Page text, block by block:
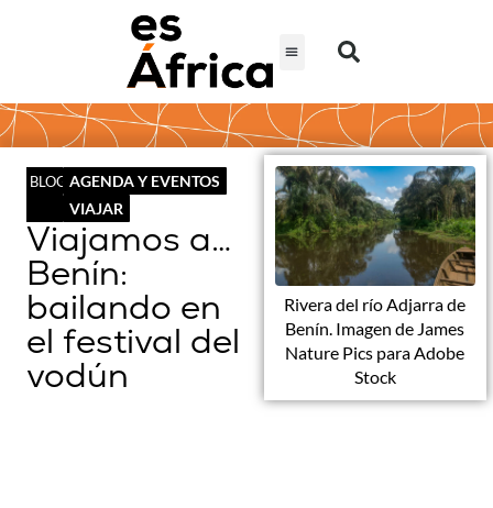
BLOG AGENDA Y EVENTOS
VIAJAR
Viajamos a…
Benín:
bailando en
el festival del
vodún
Rivera del río Adjarra de
Benín. Imagen de James
Nature Pics para Adobe
Stock